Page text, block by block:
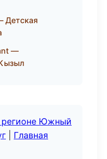
Детская
—
регионе Южный
Главная